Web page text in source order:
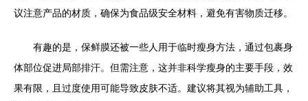
议注意产品的材质，确保为食品级安全材料，避免有害物质迁移。
有趣的是，保鲜膜还被一些人用于临时瘦身方法，通过包裹身
体部位促进局部排汗。但需注意，这并非科学瘦身的主要手段，效
果有限，且过度使用可能导致皮肤不适。建议将其视为辅助工具，